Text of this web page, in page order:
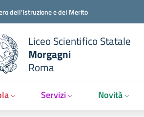
dell'Istruzione e del MeritoSlim top
Liceo Scientifico Statale
Morgagni
Roma
Servizi Novità